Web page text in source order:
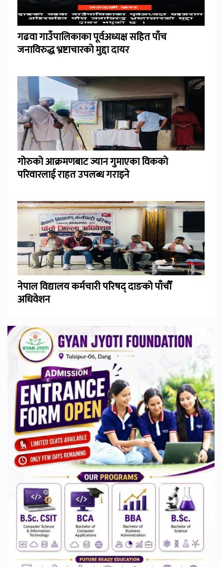
गढवा गाउँपालिकाका पूर्वअध्यक्ष सहित पाँच
जनाविरुद्ध भ्रष्टाचारको मुद्दा दायर
गोरुको आक्रमणबाट ज्यान गुमाएका विकको
परिवारलाई राहत उपलब्ध गराइने
नेपाल विद्यालय कर्मचारी परिषद् दाङको पाँचौँ
अधिवेशन